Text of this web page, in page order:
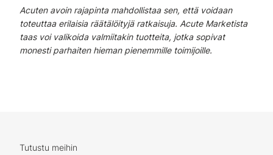
Acuten avoin rajapinta mahdollistaa sen, että voidaan
toteuttaa erilaisia räätälöityjä ratkaisuja. Acute Marketista
taas voi valikoida valmiitakin tuotteita, jotka sopivat
monesti parhaiten hieman pienemmille toimijoille.
Tutustu meihin